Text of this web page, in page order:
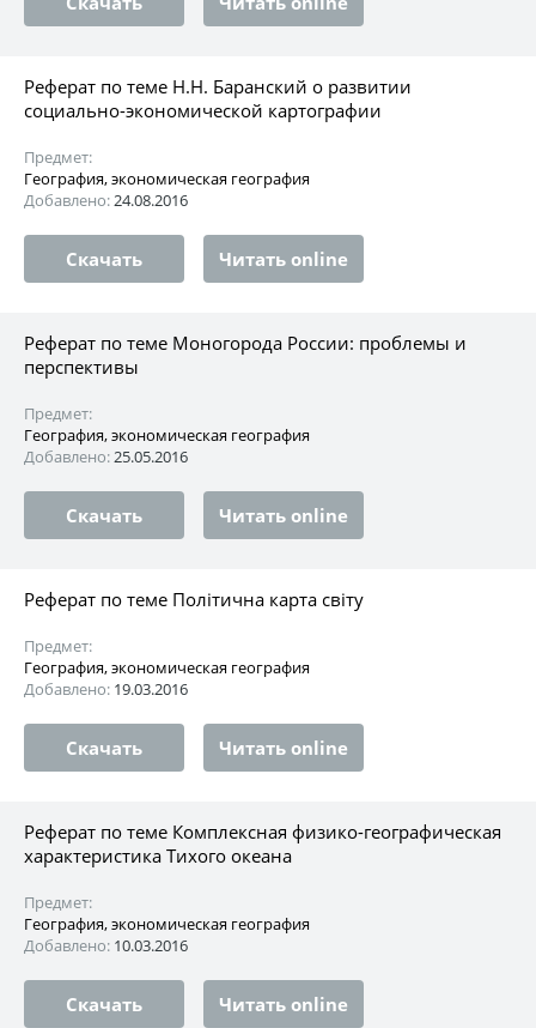
Реферат по теме Н.Н. Баранский о развитии
социально-экономической картографии
Предмет:
География, экономическая география
Добавлено:24.08.2016
Скачать Читать online
Реферат по теме Моногорода России: проблемы и
перспективы
Предмет:
География, экономическая география
Добавлено:25.05.2016
Скачать Читать online
Реферат по теме Політична карта світу
Предмет:
География, экономическая география
Добавлено: 19.03.2016
Скачать Читать online
Реферат по теме Комплексная физико-географическая
характеристика Тихого океана
Предмет:
География, экономическая география
Добавлено: 10.03.2016
Скачать Читать online